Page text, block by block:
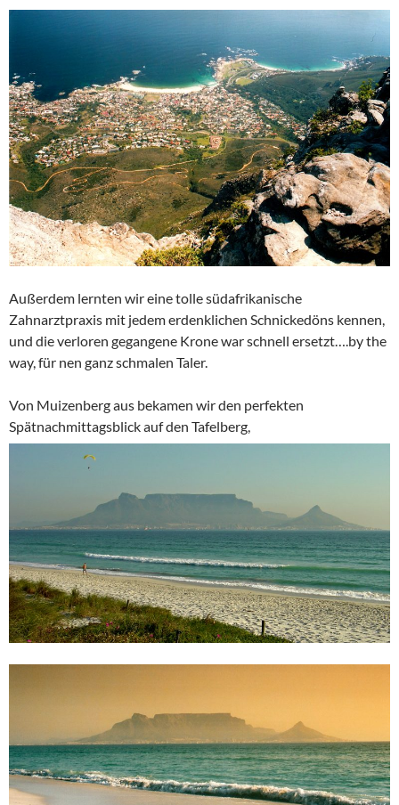
Außerdem lernten wir eine tolle südafrikanische
Zahnarztpraxis mit jedem erdenklichen Schnickedöns kennen,
und die verloren gegangene Krone war schnell ersetzt….by the
way, für nen ganz schmalen Taler.
Von Muizenberg aus bekamen wir den perfekten
Spätnachmittagsblick auf den Tafelberg,